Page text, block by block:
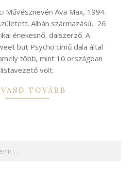
Művésznevén Ava Max, 1994.
Albán származású, 26
énekesnő, dalszerző. A
but Psycho című dala által
több, mint 10 országban
listavezető volt.
TOVÁBB